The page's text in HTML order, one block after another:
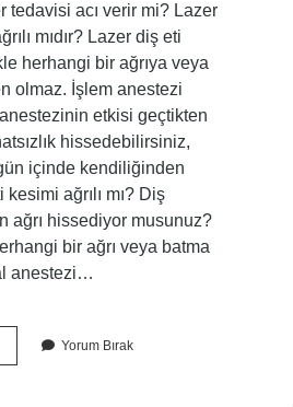
tedavisi acı verir mi? Lazer
mıdır? Lazer diş eti
herhangi bir ağrıya veya
olmaz. İşlem anestezi
anestezinin etkisi geçtikten
hissedebilirsiniz,
içinde kendiliğinden
ağrılı mı? Diş
ağrı hissediyor musunuz?
bir ağrı veya batma
anestezi…
Yorum Bırak